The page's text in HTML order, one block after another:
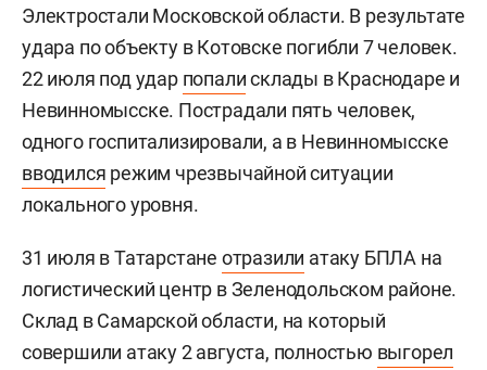
Электростали Московской области. В результате
удара по объекту в Котовске погибли 7 человек.
22 июля под удар попалисклады в Краснодаре и
Невинномысске. Пострадали пять человек,
одного госпитализировали, а в Невинномысске
вводился режим чрезвычайной ситуации
локального уровня.
31 июля в Татарстане отразили атаку БПЛА на
логистический центр в Зеленодольском районе.
Склад в Самарской области, на который
совершили атаку 2 августа, полностью выгорел